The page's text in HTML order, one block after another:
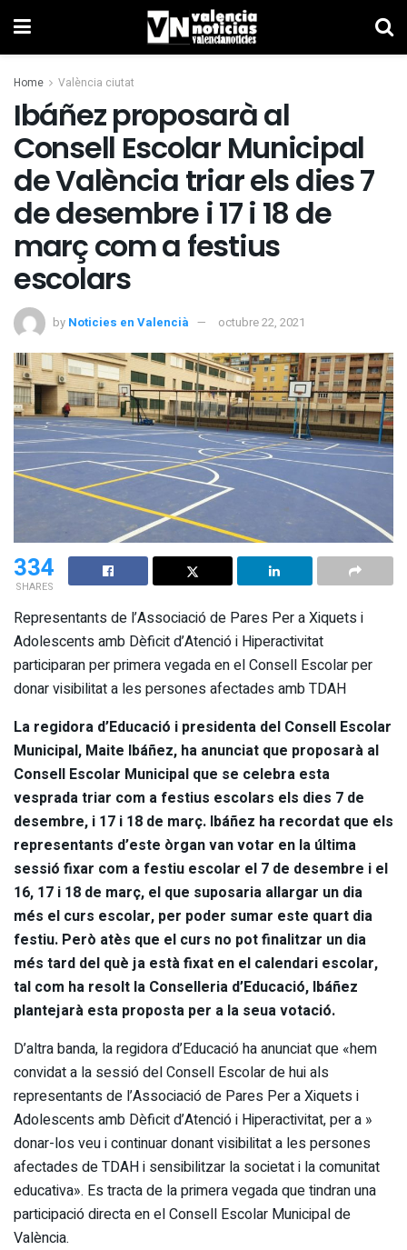
Home València ciutat
Ibáñez proposarà al
Consell Escolar Municipal
de València triar els dies 7
de desembre i 17 i 18 de
març com a festius
escolars
by Noticies en Valencià octubre 22, 2021
334
SHARES
Representants de l’Associació de Pares Per a Xiquets i
Adolescents amb Dèficit d’Atenció i Hiperactivitat
participaran per primera vegada en el Consell Escolar per
donar visibilitat a les persones afectades amb TDAH
La regidora d’Educació i presidenta del Consell Escolar
Municipal, Maite Ibáñez, ha anunciat que proposarà al
Consell Escolar Municipal que se celebra esta
vesprada triar com a festius escolars els dies 7 de
desembre, i 17 i 18 de març. Ibáñez ha recordat que els
representants d’este òrgan van votar en la última
sessió fixar com a festiu escolar el 7 de desembre i el
16, 17 i 18 de març, el que suposaria allargar un dia
més el curs escolar, per poder sumar este quart dia
festiu. Però atès que el curs no pot finalitzar un dia
més tard del què ja està fixat en el calendari escolar,
tal com ha resolt la Conselleria d’Educació, Ibáñez
plantejarà esta proposta per a la seua votació.
D’altra banda, la regidora d’Educació ha anunciat que «hem
convidat a la sessió del Consell Escolar de hui als
representants de l’Associació de Pares Per a Xiquets i
Adolescents amb Dèficit d’Atenció i Hiperactivitat, per a »
donar-los veu i continuar donant visibilitat a les persones
afectades de TDAH i sensibilitzar la societat i la comunitat
educativa». Es tracta de la primera vegada que tindran una
participació directa en el Consell Escolar Municipal de
València.